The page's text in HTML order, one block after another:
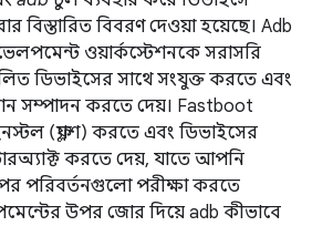
বিস্তারিত বিবরণ দেওয়া হয়েছে। Adb
ওয়ার্কস্টেশনকে সরাসরি
ডিভাইসের সাথে সংযুক্ত করতে এবং
সম্পাদন করতে দেয়। Fastboot
(ফ্ল্যাশ) করতে এবং ডিভাইসের
করতে দেয়, যাতে আপনি
পরিবর্তনগুলো পরীক্ষা করতে
উপর জোর দিয়ে adb কীভাবে